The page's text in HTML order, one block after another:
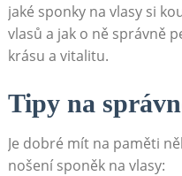
jaké ⁤sponky na vlasy si
vlasů a‌ jak o ně správně‍
krásu a ⁤vitalitu.
Tipy na
Je dobré mít na​ paměti
nošení sponěk na vlasy: